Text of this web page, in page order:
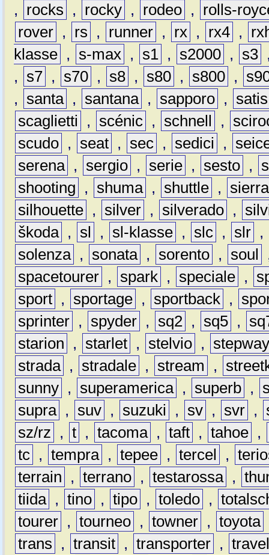
,
rocks , rocky , rodeo ,
rolls-
rover , rs , runner , rx , rx4 ,
klasse , s-max , s1 , s2000 , s3
,
s7 , s70 , s8 , s80 , s800 ,
,
santa , santana , sapporo ,
satis
scaglietti
, scénic , schnell ,
scudo , seat , sec , sedici ,
serena , sergio , serie , sesto ,
shooting
, shuma , shuttle ,
sierra
silhouette , silver , silverado ,
škoda , sl , sl-klasse , slc , slr ,
solenza , sonata , sorento , soul
spacetourer , spark , speciale ,
sport , sportage , sportback ,
sprinter , spyder , sq2 , sq5 ,
starion
, starlet , stelvio ,
strada , stradale , stream ,
sunny , superamerica , superb ,
supra , suv , suzuki , sv , svr ,
sz/rz
, t , tacoma , taft , tahoe ,
tc , tempra , tepee , tercel ,
terrain
, terrano , testarossa ,
tiida , tino , tipo , toledo ,
tourer , tourneo , towner , toyota
trans
, transit , transporter ,